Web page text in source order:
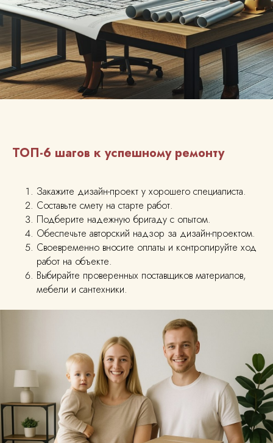
ТОП-6 шагов к успешному ремонту
Закажите дизайн-проект у хорошего специалиста.
Составьте смету на старте работ.
Подберите надежную бригаду с опытом.
Обеспечьте авторский надзор за дизайн-проектом.
Своевременно вносите оплаты и контролируйте ход
работ на объекте.
Выбирайте проверенных поставщиков материалов,
мебели и сантехники.
Павел Лаврентьев
Главный архитектор-дизайнер (СПбГУПТД)
Кандидат наук (СПбГАСУ)